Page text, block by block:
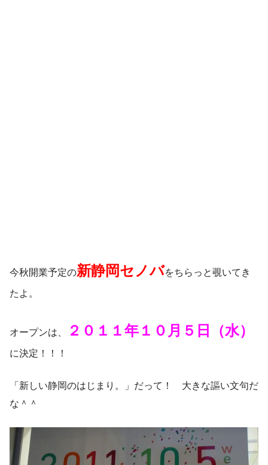
今秋開業予定の新静岡セノバをちらっと覗いてき
たよ。
オープンは、 ２０１１年１０月５日（水）
に決定！！！
「新しい静岡のはじまり。」だって！ 大きな謳い文句だ
な＾＾